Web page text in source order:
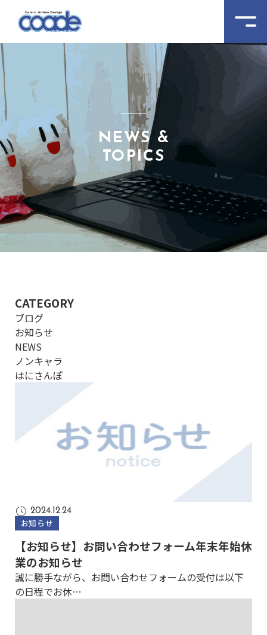
NEWS &
TOPICS
CATEGORY
ブログ
お知らせ
NEWS
ノンキャラ
はにさんぽ
2024.12.24
お知らせ
【お知らせ】お問い合わせフォーム年末年始休
業のお知らせ
誠に勝手ながら、お問い合わせフォームの受付は以下
の日程でお休…